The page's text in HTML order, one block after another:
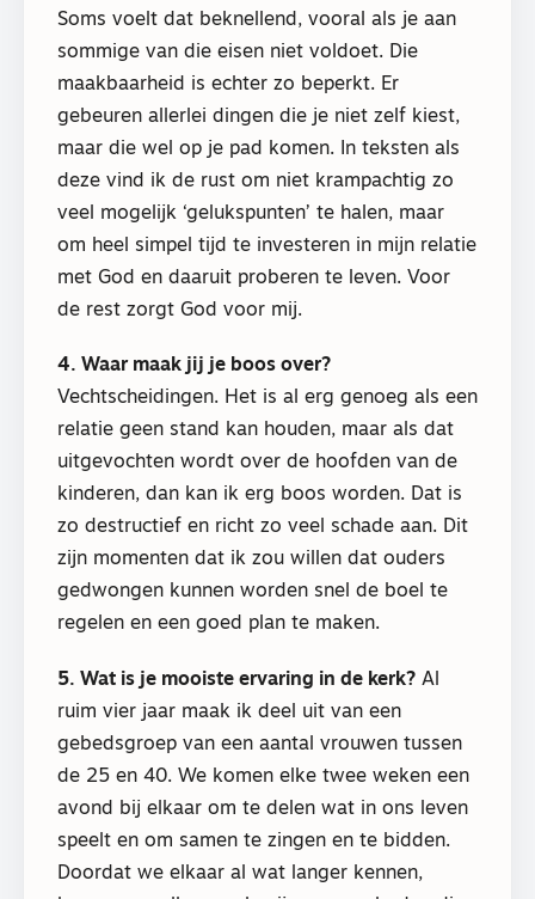
Soms voelt dat beknellend, vooral als je aan
sommige van die eisen niet voldoet. Die
maakbaarheid is echter zo beperkt. Er
gebeuren allerlei dingen die je niet zelf kiest,
maar die wel op je pad komen. In teksten als
deze vind ik de rust om niet krampachtig zo
veel mogelijk ‘gelukspunten’ te halen, maar
om heel simpel tijd te investeren in mijn relatie
met God en daaruit proberen te leven. Voor
de rest zorgt God voor mij.
4. Waar maak jij je boos over?
Vechtscheidingen. Het is al erg genoeg als een
relatie geen stand kan houden, maar als dat
uitgevochten wordt over de hoofden van de
kinderen, dan kan ik erg boos worden. Dat is
zo destructief en richt zo veel schade aan. Dit
zijn momenten dat ik zou willen dat ouders
gedwongen kunnen worden snel de boel te
regelen en een goed plan te maken.
5. Wat is je mooiste ervaring in de kerk? Al
ruim vier jaar maak ik deel uit van een
gebedsgroep van een aantal vrouwen tussen
de 25 en 40. We komen elke twee weken een
avond bij elkaar om te delen wat in ons leven
speelt en om samen te zingen en te bidden.
Doordat we elkaar al wat langer kennen,